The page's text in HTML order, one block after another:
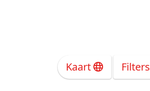
Kaart Filters